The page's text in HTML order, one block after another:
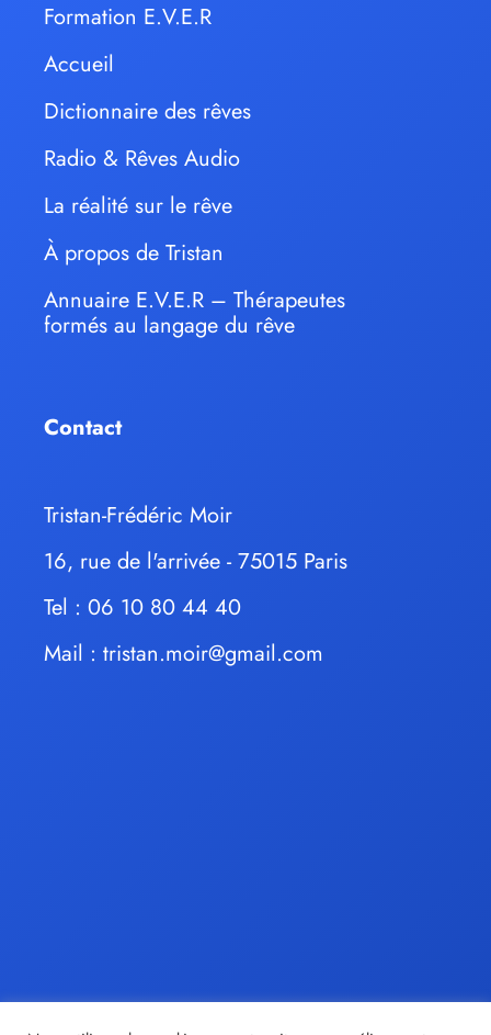
Formation E.V.E.R
Accueil
Dictionnaire des rêves
Radio & Rêves Audio
La réalité sur le rêve
À propos de Tristan
Annuaire E.V.E.R – Thérapeutes
formés au langage du rêve
Contact
Tristan-Frédéric Moir
16, rue de l'arrivée - 75015 Paris
Tel : 06 10 80 44 40
Mail : tristan.moir@gmail.com